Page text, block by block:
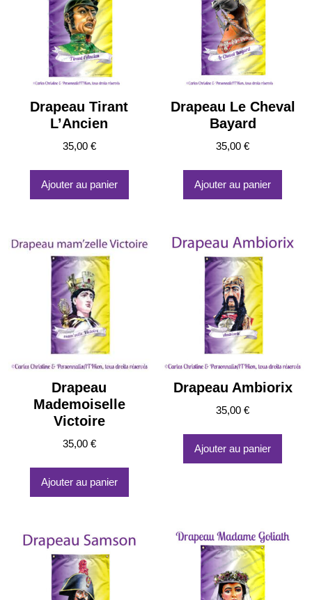
plus
ancien
Drapeau Tirant
L’Ancien
35,00 €
Ajouter au panier
Drapeau Le Cheval
Bayard
35,00€
Ajouter au panier
Drapeau
Mademoiselle
Victoire
35,00 €
Ajouter au panier
Drapeau Ambiorix
35,00€
Ajouter au panier